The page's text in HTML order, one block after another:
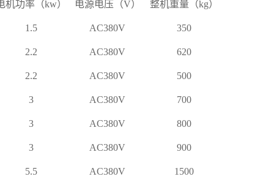
机功率 （kw） 电源电压 （V） 整机重量（kg）
1.5 AC380V 350
2.2 AC380V 620
2.2 AC380V 500
3 AC380V 700
3 AC380V 800
3 AC380V 900
5.5 AC380V 1500